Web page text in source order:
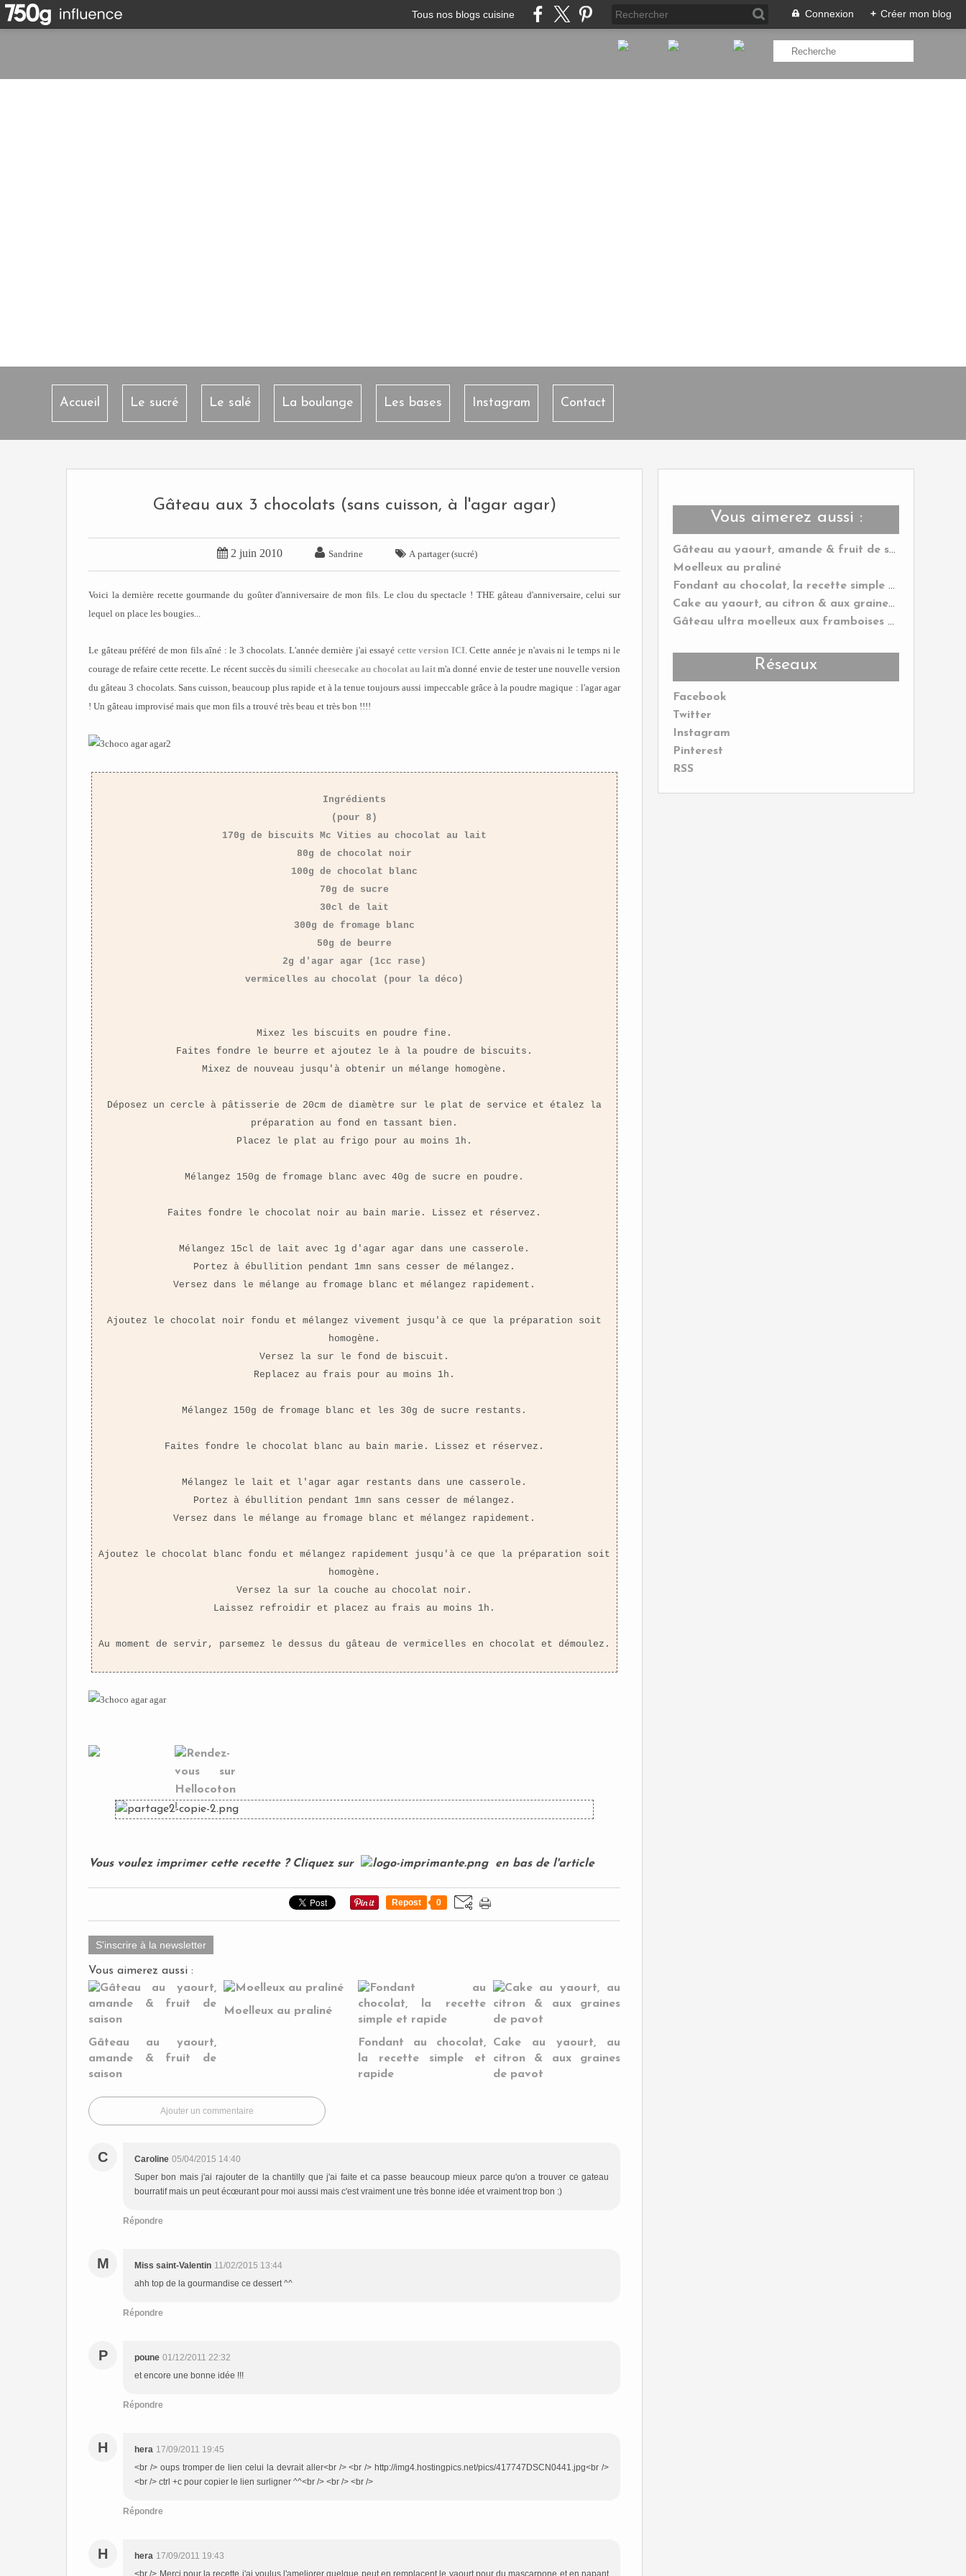
Tous nos blogs cuisine Connexion + Créer mon blog
Accueil Le sucré Le salé La boulange Les bases Instagram Contact
Vous aimerez aussi :
Gâteau au yaourt, amande & fruit de saison
Moelleux au praliné
Fondant au chocolat, la recette simple et rapide
Cake au yaourt, au citron & aux graines de pavot
Gâteau ultra moelleux aux framboises & citrons verts
Réseaux
Facebook
Twitter
Instagram
Pinterest
RSS
Gâteau aux 3 chocolats (sans cuisson, à l'agar agar)
 2 juin 2010  Sandrine  A partager (sucré)
Voici la dernière recette gourmande du goûter d'anniversaire de mon fils. Le clou du spectacle ! THE gâteau d'anniversaire, celui sur
lequel on place les bougies...
Le gâteau préféré de mon fils aîné : le 3 chocolats. L'année dernière j'ai essayé cette version ICI. Cette année je n'avais ni le temps ni le
courage de refaire cette recette. Le récent succès du simili cheesecake au chocolat au lait m'a donné envie de tester une nouvelle version
du gâteau 3 chocolats. Sans cuisson, beaucoup plus rapide et à la tenue toujours aussi impeccable grâce à la poudre magique : l'agar agar
! Un gâteau improvisé mais que mon fils a trouvé très beau et très bon !!!!
Ingrédients
(pour 8)
170g de biscuits Mc Vities au chocolat au lait
80g de chocolat noir
100g de chocolat blanc
70g de sucre
30cl de lait
300g de fromage blanc
50g de beurre
2g d'agar agar (1cc rase)
vermicelles au chocolat (pour la déco)
Mixez les biscuits en poudre fine.
Faites fondre le beurre et ajoutez le à la poudre de biscuits.
Mixez de nouveau jusqu'à obtenir un mélange homogène.
Déposez un cercle à pâtisserie de 20cm de diamètre sur le plat de service et étalez la
préparation au fond en tassant bien.
Placez le plat au frigo pour au moins 1h.
Mélangez 150g de fromage blanc avec 40g de sucre en poudre.
Faites fondre le chocolat noir au bain marie. Lissez et réservez.
Mélangez 15cl de lait avec 1g d'agar agar dans une casserole.
Portez à ébullition pendant 1mn sans cesser de mélangez.
Versez dans le mélange au fromage blanc et mélangez rapidement.
Ajoutez le chocolat noir fondu et mélangez vivement jusqu'à ce que la préparation soit
homogène.
Versez la sur le fond de biscuit.
Replacez au frais pour au moins 1h.
Mélangez 150g de fromage blanc et les 30g de sucre restants.
Faites fondre le chocolat blanc au bain marie. Lissez et réservez.
Mélangez le lait et l'agar agar restants dans une casserole.
Portez à ébullition pendant 1mn sans cesser de mélangez.
Versez dans le mélange au fromage blanc et mélangez rapidement.
Ajoutez le chocolat blanc fondu et mélangez rapidement jusqu'à ce que la préparation soit
homogène.
Versez la sur la couche au chocolat noir.
Laissez refroidir et placez au frais au moins 1h.
Au moment de servir, parsemez le dessus du gâteau de vermicelles en chocolat et démoulez.
Vous voulez imprimer cette recette ? Cliquez sur en bas de l'article
Repost 0
S'inscrire à la newsletter
Vous aimerez aussi :
Gâteau au yaourt,
amande & fruit de
saison
Moelleux au praliné
Fondant au chocolat,
la recette simple et
rapide
Cake au yaourt, au
citron & aux graines
de pavot
Ajouter un commentaire
C Caroline 05/04/2015 14:40
Super bon mais j'ai rajouter de la chantilly que j'ai faite et ca passe beaucoup mieux parce qu'on a trouver ce gateau
bourratif mais un peut écœurant pour moi aussi mais c'est vraiment une très bonne idée et vraiment trop bon :)
Répondre
M Miss saint-Valentin 11/02/2015 13:44
ahh top de la gourmandise ce dessert ^^
Répondre
P poune 01/12/2011 22:32
et encore une bonne idée !!!
Répondre
H hera 17/09/2011 19:45
<br /> oups tromper de lien celui la devrait aller<br /> <br /> http://img4.hostingpics.net/pics/417747DSCN0441.jpg<br />
<br /> ctrl +c pour copier le lien surligner ^^<br /> <br /> <br />
Répondre
H hera 17/09/2011 19:43
<br /> Merci pour la recette j'ai voulus l'ameliorer quelque peut en remplacent le yaourt pour du mascarpone et en napant